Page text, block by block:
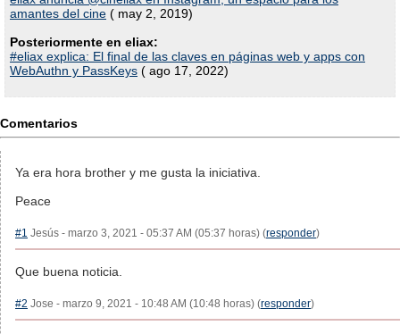
amantes del cine ( may 2, 2019)
Posteriormente en eliax:
#eliax explica: El final de las claves en páginas web y apps con
WebAuthn y PassKeys ( ago 17, 2022)
Comentarios
Ya era hora brother y me gusta la iniciativa.
Peace
#1 Jesús - marzo 3, 2021 - 05:37 AM (05:37 horas) (responder)
Que buena noticia.
#2 Jose - marzo 9, 2021 - 10:48 AM (10:48 horas) (responder)